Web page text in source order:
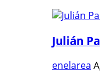
Julián
enelarea